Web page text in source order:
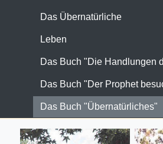
Das Übernatürliche
Leben
Das Buch "Die Handlungen
Das Buch "Der Prophet
Das Buch "Übernatürliches"